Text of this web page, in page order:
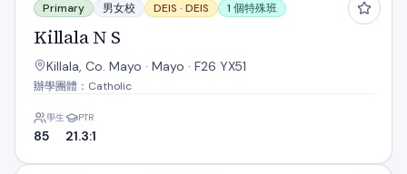
Primary 男女校 DEIS · DEIS 1 個特殊班
Killala N S
Killala, Co. Mayo · Mayo · F26 YX51
辦學團體：Catholic
學生
85
PTR
21.3:1